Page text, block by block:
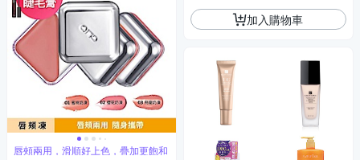
唇頰兩用，滑順好上色，疊加更飽和
加入購物車